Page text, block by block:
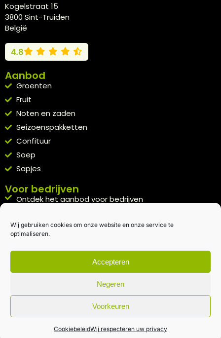
Wij gebruiken cookies om onze website en onze service te
optimaliseren.
Accepteren
Negeren
Voorkeuren
CookiebeleidWij respecteren uw privacy
Kogelstraat 15
3800 Sint-Truiden
België
4.8
Aanbod
Groenten
Fruit
Noten en zaden
Seizoenspakketten
Confituur
Soep
Sapjes
Voor bedrijven
Ontdek het aanbod voor bedrijven
Kennismakingspakket aanvragen
Blijft op de hoogte
Rechtstreeks van het veld naar je inbox.
Inschrijven nieuwsbrief
Algemene voorwaarden|Privacybeleid| gemaakt met door
creativitijd